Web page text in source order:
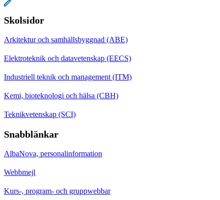
Skolsidor
Arkitektur och samhällsbyggnad (ABE)
Elektroteknik och datavetenskap (EECS)
Industriell teknik och management (ITM)
Kemi, bioteknologi och hälsa (CBH)
Teknikvetenskap (SCI)
Snabblänkar
AlbaNova, personalinformation
Webbmejl
Kurs-, program- och gruppwebbar